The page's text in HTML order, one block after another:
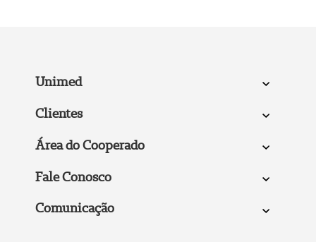
Unimed
Clientes
Área do Cooperado
Fale Conosco
Comunicação